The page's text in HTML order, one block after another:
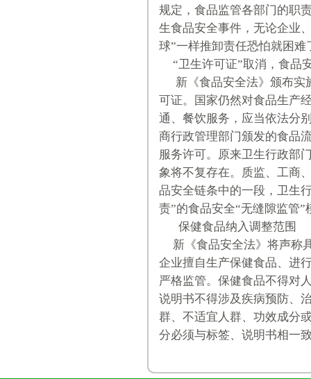
规定，食品监管各部门的职
生食品安全事件，无论企业
球”一样推卸责任恐怕就困难
“卫生许可证”取消，食品
新《食品安全法》颁布实
可证。国家仍然对食品生产
通、餐饮服务，应当依法分
商行政管理部门颁发的食品
服务许可。原来卫生行政部
象将不复存在。质监、工商
品安全链条中的一段，卫生
责”的食品安全“无缝隙监管
保健食品纳入调整范围
新《食品安全法》将声称
企业擅自生产保健食品、进
严格监管。保健食品不得对
说明书不得涉及疾病预防、
群、不适宜人群、功效成分
分必须与标签、说明书相一